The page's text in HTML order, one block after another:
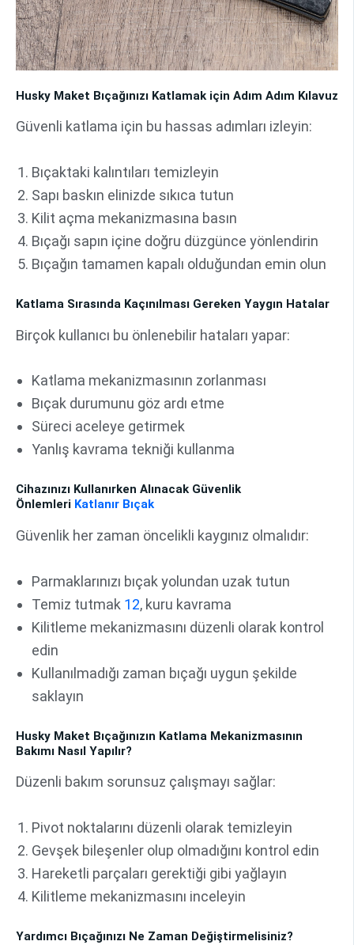
Husky Maket Bıçağınızı Katlamak için Adım Adım Kılavuz
Güvenli katlama için bu hassas adımları izleyin:
Bıçaktaki kalıntıları temizleyin
Sapı baskın elinizde sıkıca tutun
Kilit açma mekanizmasına basın
Bıçağı sapın içine doğru düzgünce yönlendirin
Bıçağın tamamen kapalı olduğundan emin olun
Katlama Sırasında Kaçınılması Gereken Yaygın Hatalar
Birçok kullanıcı bu önlenebilir hataları yapar:
Katlama mekanizmasının zorlanması
Bıçak durumunu göz ardı etme
Süreci aceleye getirmek
Yanlış kavrama tekniği kullanma
Cihazınızı Kullanırken Alınacak Güvenlik
Önlemleri Katlanır Bıçak
Güvenlik her zaman öncelikli kaygınız olmalıdır:
Parmaklarınızı bıçak yolundan uzak tutun
Temiz tutmak 12, kuru kavrama
Kilitleme mekanizmasını düzenli olarak kontrol
edin
Kullanılmadığı zaman bıçağı uygun şekilde
saklayın
Husky Maket Bıçağınızın Katlama Mekanizmasının
Bakımı Nasıl Yapılır?
Düzenli bakım sorunsuz çalışmayı sağlar:
Pivot noktalarını düzenli olarak temizleyin
Gevşek bileşenler olup olmadığını kontrol edin
Hareketli parçaları gerektiği gibi yağlayın
Kilitleme mekanizmasını inceleyin
Yardımcı Bıçağınızı Ne Zaman Değiştirmelisiniz?